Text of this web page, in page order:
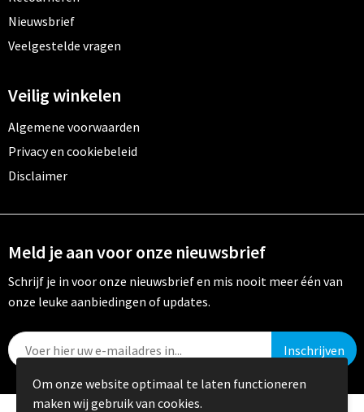
Nieuwsbrief
Veelgestelde vragen
Veilig winkelen
Algemene voorwaarden
Privacy en cookiebeleid
Disclaimer
Meld je aan voor onze nieuwsbrief
Schrijf je in voor onze nieuwsbrief en mis nooit meer één van
onze leuke aanbiedingen of updates.
Om onze website optimaal te laten functioneren
maken wij gebruik van cookies.